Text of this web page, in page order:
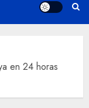
en 24 horas